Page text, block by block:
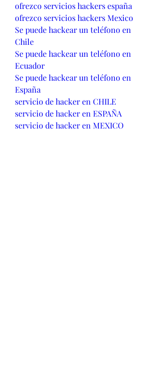
ofrezco servicios hackers españa
ofrezco servicios hackers Mexico
Se puede hackear un teléfono en
Chile
Se puede hackear un teléfono en
Ecuador
Se puede hackear un teléfono en
España
servicio de hacker en CHILE
servicio de hacker en ESPAÑA
servicio de hacker en MEXICO